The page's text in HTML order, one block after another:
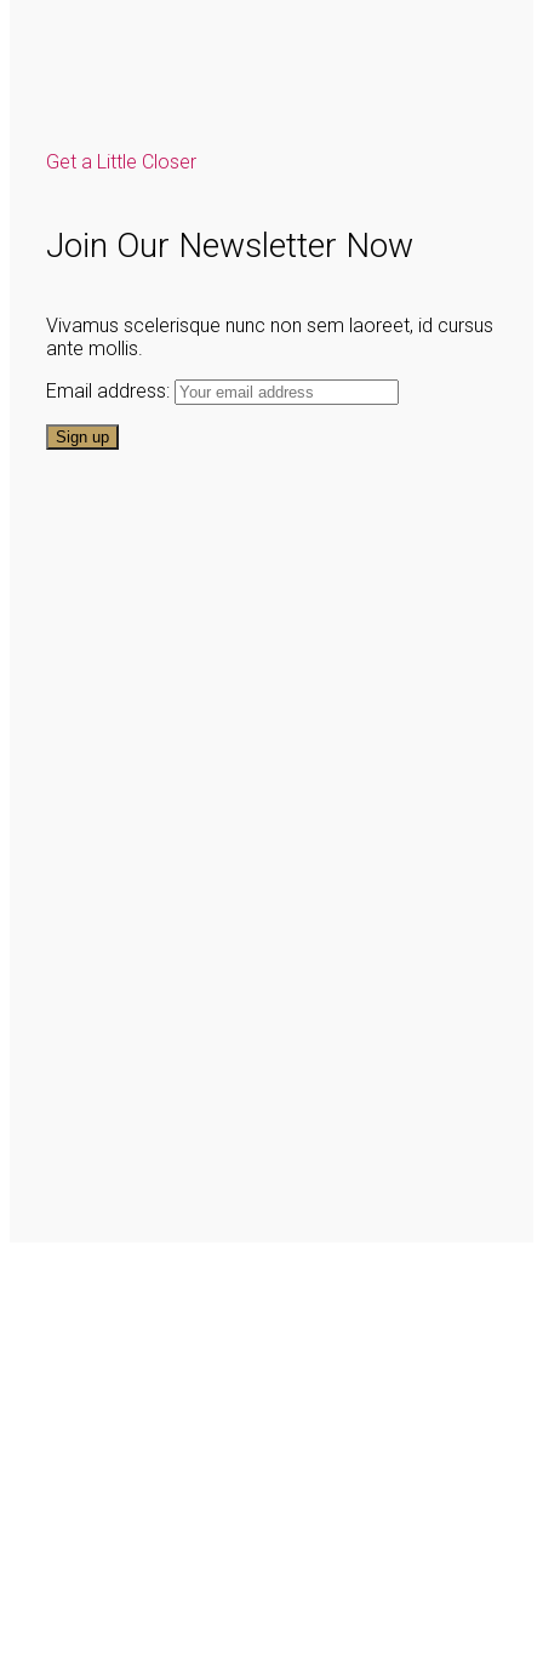
Get a Little Closer
Join Our Newsletter Now
Vivamus scelerisque nunc non sem laoreet, id cursus
ante mollis.
Email address: